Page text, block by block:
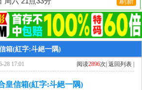
箱(紅字:斗絕一隅)
28 17:01 阅读2896次| 返回列表 |
皇信箱(紅字:斗絕一隅)